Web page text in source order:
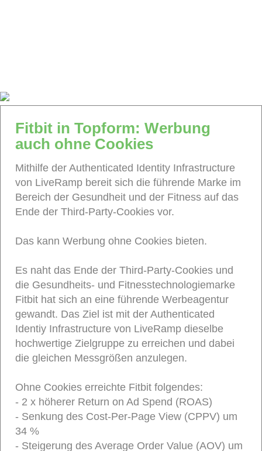
Fitbit in Topform: Werbung
auch ohne Cookies
Mithilfe der Authenticated Identity Infrastructure
von LiveRamp bereit sich die führende Marke im
Bereich der Gesundheit und der Fitness auf das
Ende der Third-Party-Cookies vor.
Das kann Werbung ohne Cookies bieten.
Es naht das Ende der Third-Party-Cookies und
die Gesundheits- und Fitnesstechnologiemarke
Fitbit hat sich an eine führende Werbeagentur
gewandt. Das Ziel ist mit der Authenticated
Identiy Infrastructure von LiveRamp dieselbe
hochwertige Zielgruppe zu erreichen und dabei
die gleichen Messgrößen anzulegen.
Ohne Cookies erreichte Fitbit folgendes:
- 2 x höherer Return on Ad Spend (ROAS)
- Senkung des Cost-Per-Page View (CPPV) um
34 %
- Steigerung des Average Order Value (AOV) um